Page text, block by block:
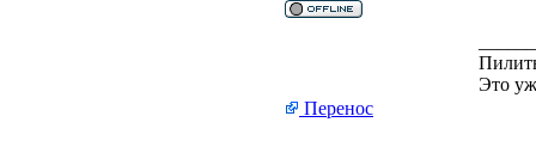
Это
Перенос